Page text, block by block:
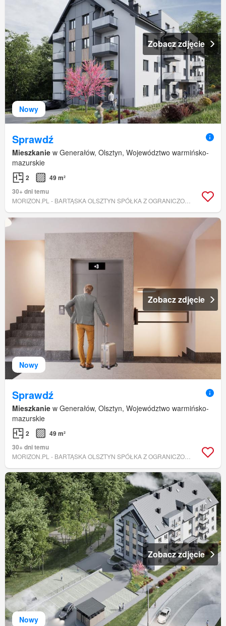
Nowy
Zobacz zdjęcie
Sprawdź
Mieszkanie w Generałów, Olsztyn, Województwo warmińsko-
mazurskie
2
49 m²
30+ dni temu
Nowy
Zobacz zdjęcie
Sprawdź
Mieszkanie w Generałów, Olsztyn, Województwo warmińsko-
mazurskie
2
49 m²
30+ dni temu
Nowy
Zobacz zdjęcie